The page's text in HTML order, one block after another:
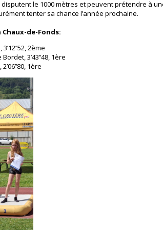
le 1000 mètres et peuvent prétendre à
tenter sa chance l’année prochaine.
Chaux-de-Fonds:
2ème
3’43’’48, 1ère
1ère